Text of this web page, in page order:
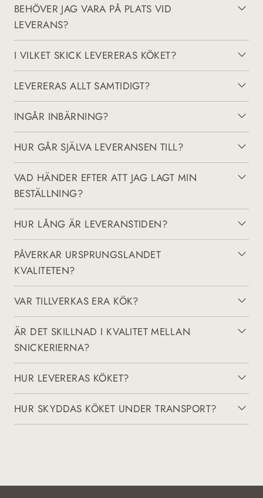
BEHÖVER JAG VARA PÅ PLATS VID
LEVERANS?
I VILKET SKICK LEVERERAS KÖKET?
LEVERERAS ALLT SAMTIDIGT?
INGÅR INBÄRNING?
HUR GÅR SJÄLVA LEVERANSEN TILL?
VAD HÄNDER EFTER ATT JAG LAGT MIN
BESTÄLLNING?
HUR LÅNG ÄR LEVERANSTIDEN?
PÅVERKAR URSPRUNGSLANDET
KVALITETEN?
VAR TILLVERKAS ERA KÖK?
ÄR DET SKILLNAD I KVALITET MELLAN
SNICKERIERNA?
HUR LEVERERAS KÖKET?
HUR SKYDDAS KÖKET UNDER TRANSPORT?